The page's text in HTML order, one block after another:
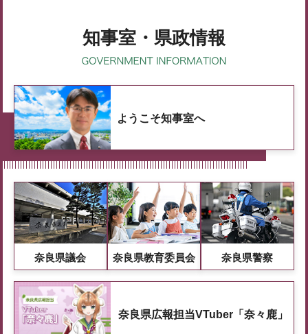
知事室・県政情報
ようこそ知事室へ
奈良県議会 奈良県教育委員会 奈良県警察
奈良県広報担当VTuber「奈々鹿」